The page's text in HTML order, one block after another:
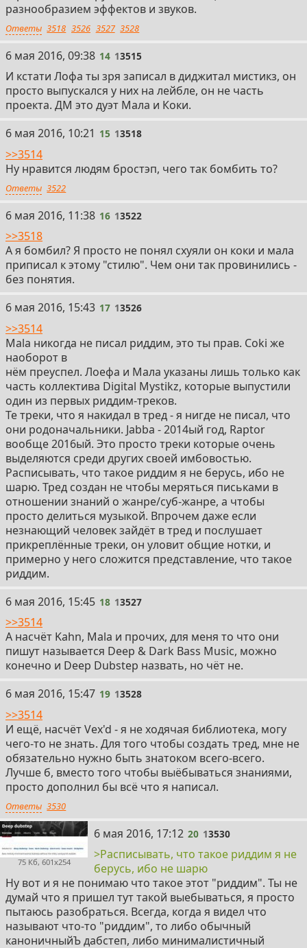
разнообразием эффектов и звуков.
Ответы 3518 3526 3527 3528
14
6 мая 2016, 09:38 14 13515
И кстати Лофа ты зря записал в диджитал мистикз, он
просто выпускался у них на лейбле, он не часть
проекта. ДМ это дуэт Мала и Коки.
15
6 мая 2016, 10:21 15 13518
>>3514
Ну нравится людям бростэп, чего так бомбить то?
Ответы 3522
16
6 мая 2016, 11:38 16 13522
>>3518
А я бомбил? Я просто не понял схуяли он коки и мала
приписал к этому "стилю". Чем они так провинились -
без понятия.
17
6 мая 2016, 15:43 17 13526
>>3514
Mala никогда не писал риддим, это ты прав. Coki же
наоборот в
нём преуспел. Лоефа и Мала указаны лишь только как
часть коллектива Digital Mystikz, которые выпустили
один из первых риддим-треков.
Те треки, что я накидал в тред - я нигде не писал, что
они родоначальники. Jabba - 2014ый год, Raptor
вообще 2016ый. Это просто треки которые очень
выделяются среди других своей имбовостью.
Расписывать, что такое риддим я не берусь, ибо не
шарю. Тред создан не чтобы меряться письками в
отношении знаний о жанре/суб-жанре, а чтобы
просто делиться музыкой. Впрочем даже если
незнающий человек зайдёт в тред и послушает
прикреплённые треки, он уловит общие нотки, и
примерно у него сложится представление, что такое
риддим.
18
6 мая 2016, 15:45 18 13527
>>3514
А насчёт Kahn, Mala и прочих, для меня то что они
пишут называется Deep & Dark Bass Music, можно
конечно и Deep Dubstep назвать, но чёт не.
19
6 мая 2016, 15:47 19 13528
>>3514
И ещё, насчёт Vex'd - я не ходячая библиотека, могу
чего-то не знать. Для того чтобы создать тред, мне не
обязательно нужно быть знатоком всего-всего.
Лучше б, вместо того чтобы выёбываться знаниями,
просто дополнил бы всё что я написал.
Ответы 3530
75 Кб, 601x254
20
6 мая 2016, 17:12 20 13530
>Расписывать, что такое риддим я не
берусь, ибо не шарю
Ну вот и я не понимаю что такое этот "риддим". Ты не
думай что я пришел тут такой выебываться, я просто
пытаюсь разобраться. Всегда, когда я видел что
называют что-то "риддим", то либо обычный
каноничныйЪ дабстеп, либо минималистичный